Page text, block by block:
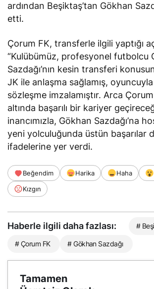
ardından Beşiktaş’tan Gökhan
etti.
Çorum FK, transferle ilgili yaptığı
“Kulübümüz, profesyonel futbolcu
Sazdağı’nın kesin transferi
JK ile anlaşma sağlamış, oyuncuyla
sözleşme imzalamıştır. Arca
altında başarılı bir kariyer
inancımızla, Gökhan Sazdağı’na
yeni yolculuğunda üstün başarılar
ifadelerine yer verdi.
Beğendim Harika Haha
Kızgın
Haberle ilgili daha fazlası: #
# Çorum FK # Gökhan Sazdağı
Tamamen